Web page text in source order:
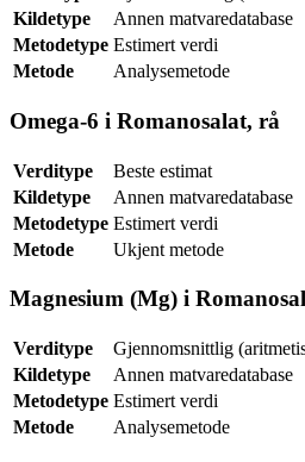
Kildetype
Annen matvaredatabase
Metodetype Estimert verdi
Metode
Analysemetode
Omega-6 i Romanosalat, rå
Verditype
Beste estimat
Kildetype
Annen matvaredatabase
Metodetype Estimert verdi
Metode
Ukjent metode
Magnesium (Mg) i
Verditype
Gjennomsnittlig
Kildetype
Annen matvaredatabase
Metodetype Estimert verdi
Metode
Analysemetode